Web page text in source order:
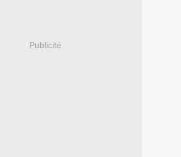
Publicité